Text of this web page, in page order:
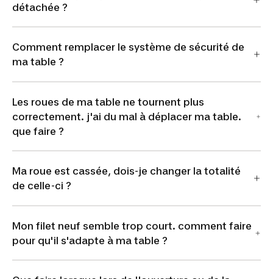
détachée ?
Comment remplacer le système de sécurité de
ma table ?
Les roues de ma table ne tournent plus
correctement. j'ai du mal à déplacer ma table.
que faire ?
Ma roue est cassée, dois-je changer la totalité
de celle-ci ?
Mon filet neuf semble trop court. comment faire
pour qu'il s'adapte à ma table ?